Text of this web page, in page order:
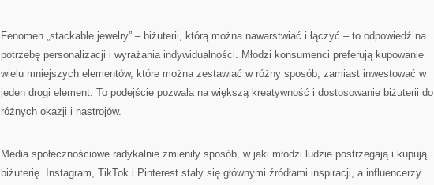
Fenomen „stackable jewelry” – biżuterii, którą można nawarstwiać i łączyć – to odpowiedź na
potrzebę personalizacji i wyrażania indywidualności. Młodzi konsumenci preferują kupowanie
wielu mniejszych elementów, które można zestawiać w różny sposób, zamiast inwestować w
jeden drogi element. To podejście pozwala na większą kreatywność i dostosowanie biżuterii do
różnych okazji i nastrojów.
Media społecznościowe radykalnie zmieniły sposób, w jaki młodzi ludzie postrzegają i kupują
biżuterię. Instagram, TikTok i Pinterest stały się głównymi źródłami inspiracji, a influencerzy